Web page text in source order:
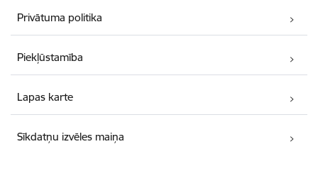
Privātuma politika
Piekļūstamība
Lapas karte
Sīkdatņu izvēles maiņa